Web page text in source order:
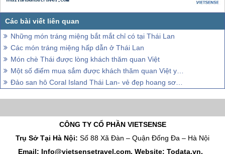
Những món tráng miệng bắt mắt chỉ có tại Thái Lan
Các món tráng miệng hấp dẫn ở Thái Lan
Món chè Thái được lòng khách thăm quan Việt
Một số điểm mua sắm được khách thăm quan Việt yêu thích tại Thái Lan
Đảo san hô Coral Island Thái Lan- vẻ đẹp hoang sơ quyến rũ khách thăm quan Việt
CÔNG TY CỔ PHẦN VIETSENSE
Trụ Sở Tại Hà Nội: Số 88 Xã Đàn – Quận Đống Đa – Hà Nội
Email: Info@vietsensetravel.com, Website: Todata.vn,